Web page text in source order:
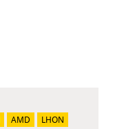
AMD
LHON